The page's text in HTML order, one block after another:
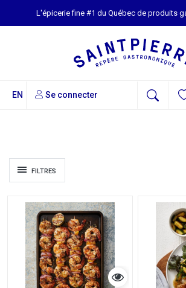
L'épicerie fine #1 du Québec de produits
EN Se connecter
FILTRES